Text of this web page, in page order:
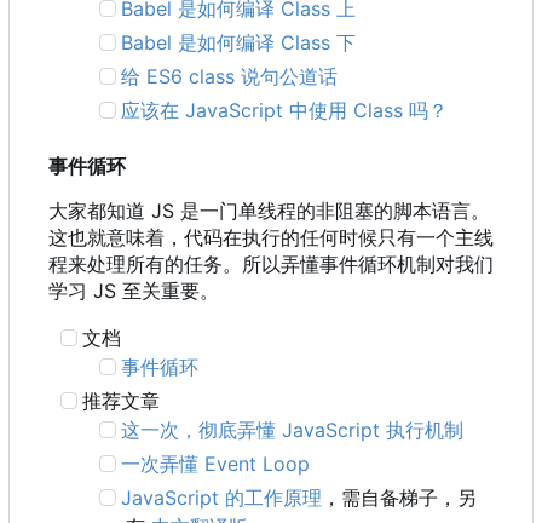
Babel 是如何编译 Class 上
Babel 是如何编译 Class 下
给 ES6 class 说句公道话
应该在 JavaScript 中使用 Class 吗？
事件循环
大家都知道 JS 是一门单线程的非阻塞的脚本语言。
这也就意味着，代码在执行的任何时候只有一个主线
程来处理所有的任务。所以弄懂事件循环机制对我们
学习 JS 至关重要。
文档
事件循环
推荐文章
这一次，彻底弄懂 JavaScript 执行机制
一次弄懂 Event Loop
JavaScript 的工作原理 ，需自备梯子，另